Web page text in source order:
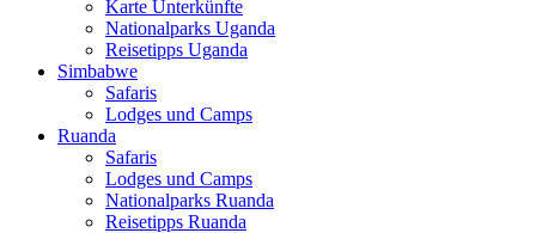
Karte Unterkünfte
Nationalparks Uganda
Reisetipps Uganda
Simbabwe
Safaris
Lodges und Camps
Ruanda
Safaris
Lodges und Camps
Nationalparks Ruanda
Reisetipps Ruanda